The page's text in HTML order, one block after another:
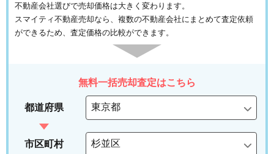
不動産会社選びで売却価格は大きく変わります。
スマイティ不動産売却なら、複数の不動産会社にまとめて査定依頼
ができるため、査定価格の比較ができます。
無料一括売却査定はこちら
都道府県
市区町村